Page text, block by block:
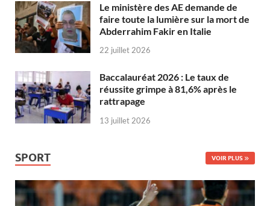
Le ministère des AE demande de
faire toute la lumière sur la mort de
Abderrahim Fakir en Italie
22 juillet 2026
Baccalauréat 2026 : Le taux de
réussite grimpe à 81,6% après le
rattrapage
13 juillet 2026
SPORT VOIR PLUS